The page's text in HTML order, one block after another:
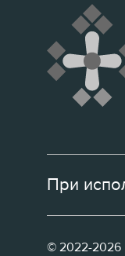
При
© 2022-2026